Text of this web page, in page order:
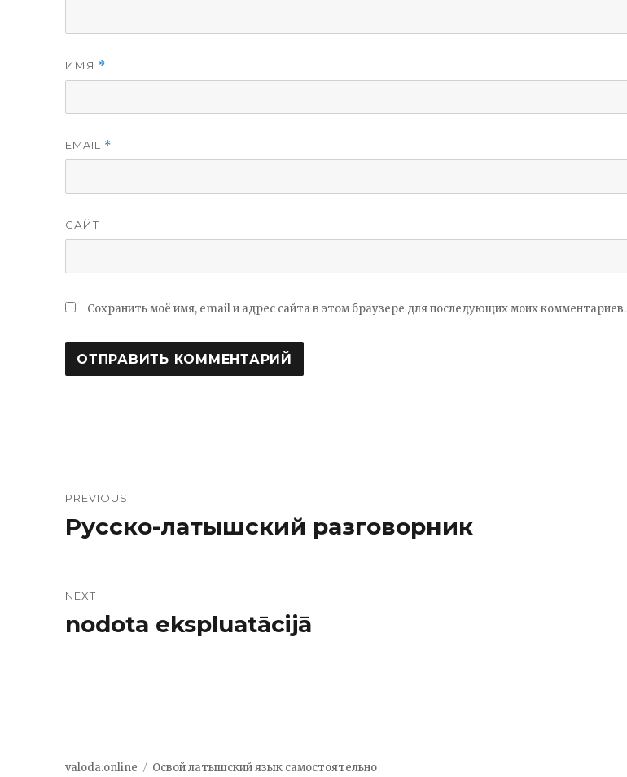
ИМЯ *
EMAIL *
САЙТ
Сохранить моё имя, email и адрес сайта в этом браузере для последующих моих комментариев.
по
PREVIOUS
Previous
Русско-латышский разговорник
NEXT
Next
nodota ekspluatācijā
valoda.online Освой латышский язык самостоятельно